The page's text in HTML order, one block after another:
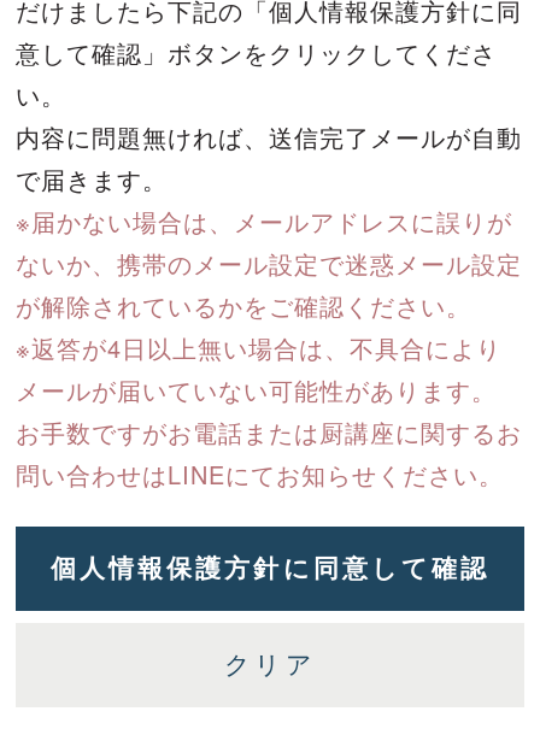
だけましたら下記の「個人情報保護方針に同
意して確認」ボタンをクリックしてくださ
い。
内容に問題無ければ、送信完了メールが自動
で届きます。
※届かない場合は、メールアドレスに誤りが
ないか、携帯のメール設定で迷惑メール設定
が解除されているかをご確認ください。
※返答が4日以上無い場合は、不具合により
メールが届いていない可能性があります。
お手数ですがお電話または厨講座に関するお
問い合わせはLINEにてお知らせください。